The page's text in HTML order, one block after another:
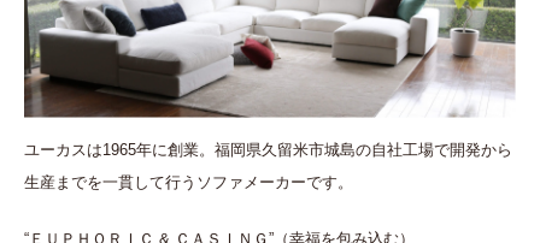
ユーカスは1965年に創業。福岡県久留米市城島の自社工場で開発から
生産までを一貫して行うソファメーカーです。
“ＥＵＰＨＯＲＩＣ & ＣＡＳＩＮＧ”（幸福を包み込む）